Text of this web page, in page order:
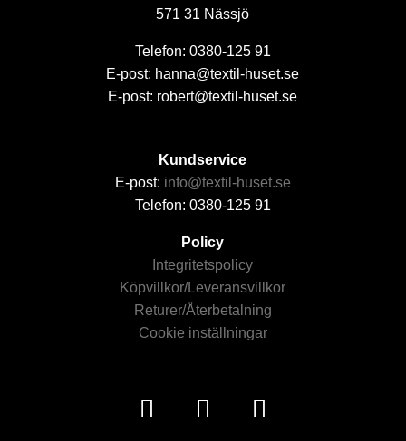
571 31 Nässjö
Telefon: 0380-125 91
E-post: hanna@textil-huset.se
E-post: robert@textil-huset.se
Kundservice
E-post: info@textil-huset.se
Telefon: 0380-125 91
Policy
Integritetspolicy
Köpvillkor/Leveransvillkor
Returer/Återbetalning
Cookie inställningar